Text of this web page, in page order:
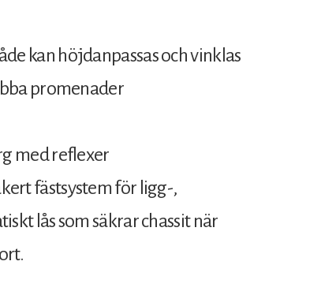
kan höjdanpassas och vinklas
promenader
med reflexer
fästsystem för ligg-,
lås som säkrar chassit när